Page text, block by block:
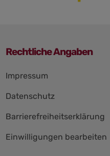
Rechtliche Angaben
überspringen
Impressum
Datenschutz
Barrierefreiheitserklärung
Einwilligungen bearbeiten